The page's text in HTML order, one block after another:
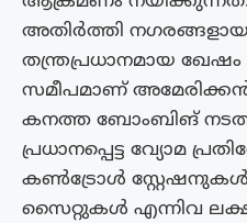
അതിർത്തി
തന്ത്രപ്രധാനമായ ഖേഷം
സമീപമാണ്
കനത്ത ബോംബിങ്
പ്രധാനപ്പെട്ട വ്യോമ
കൺട്രോൾ
സൈറ്റുകൾ എന്നിവ